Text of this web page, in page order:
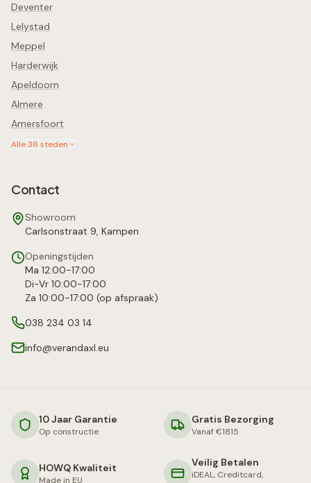
Deventer
Lelystad
Meppel
Harderwijk
Apeldoorn
Almere
Amersfoort
Alle38 steden
Contact
Showroom
Carlsonstraat 9, Kampen
Openingstijden
Ma 12:00-17:00
Di-Vr 10:00-17:00
Za 10:00-17:00 (op afspraak)
038 234 03 14
info@verandaxl.eu
10 Jaar Garantie
Op constructie
Gratis Bezorging
Vanaf €1815
HOWQ Kwaliteit
Made in EU
Veilig Betalen
iDEAL, Creditcard,